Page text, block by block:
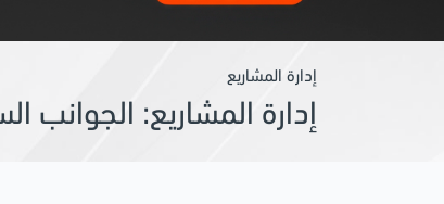
إدارة المشاريع
إدارة المشاريع: الجوانب